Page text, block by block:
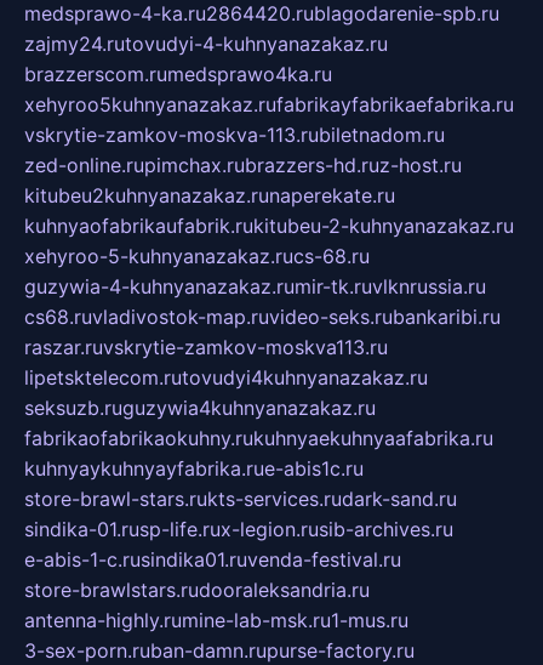
medsprawo-4-ka.ru2864420.rublagodarenie-spb.ru
zajmy24.rutovudyi-4-kuhnyanazakaz.ru
brazzerscom.rumedsprawo4ka.ru
xehyroo5kuhnyanazakaz.rufabrikayfabrikaefabrika.ru
vskrytie-zamkov-moskva-113.rubiletnadom.ru
zed-online.rupimchax.rubrazzers-hd.ruz-host.ru
kitubeu2kuhnyanazakaz.runaperekate.ru
kuhnyaofabrikaufabrik.rukitubeu-2-kuhnyanazakaz.ru
xehyroo-5-kuhnyanazakaz.rucs-68.ru
guzywia-4-kuhnyanazakaz.rumir-tk.ruvlknrussia.ru
cs68.ruvladivostok-map.ruvideo-seks.rubankaribi.ru
raszar.ruvskrytie-zamkov-moskva113.ru
lipetsktelecom.rutovudyi4kuhnyanazakaz.ru
seksuzb.ruguzywia4kuhnyanazakaz.ru
fabrikaofabrikaokuhny.rukuhnyaekuhnyaafabrika.ru
kuhnyaykuhnyayfabrika.rue-abis1c.ru
store-brawl-stars.rukts-services.rudark-sand.ru
sindika-01.rusp-life.rux-legion.rusib-archives.ru
e-abis-1-c.rusindika01.ruvenda-festival.ru
store-brawlstars.rudooraleksandria.ru
antenna-highly.rumine-lab-msk.ru1-mus.ru
3-sex-porn.ruban-damn.rupurse-factory.ru